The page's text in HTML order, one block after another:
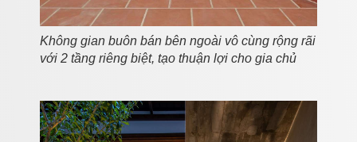
Không gian buôn bán bên ngoài vô cùng rộng rãi
với 2 tầng riêng biệt, tạo thuận lợi cho gia chủ